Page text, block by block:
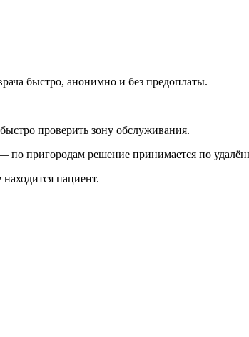
быстро, анонимно и без предоплаты.
проверить зону обслуживания.
пригородам решение принимается по
находится пациент.